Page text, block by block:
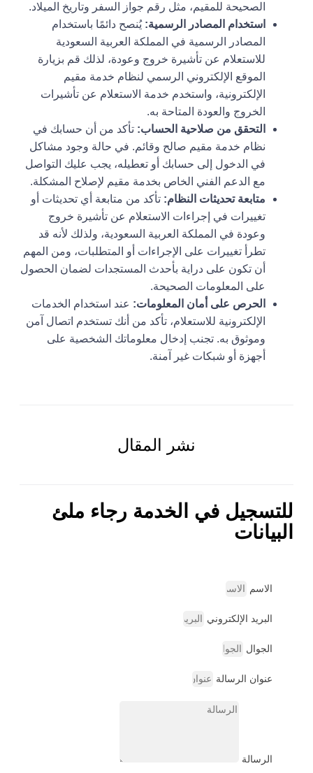
الصحيحة للمقيم، مثل رقم جواز السفر وتاريخ الميلاد.
استخدام المصادر الرسمية: يُنصح دائمًا باستخدام
المصادر الرسمية في المملكة العربية السعودية
للاستعلام عن تأشيرة خروج وعودة، لذلك قم بزيارة
الموقع الإلكتروني الرسمي لنظام خدمة مقيم
الإلكترونية، واستخدم خدمة الاستعلام عن تأشيرات
الخروج والعودة المتاحة به.
التحقق من صلاحية الحساب: تأكد من أن حسابك في
نظام خدمة مقيم صالح وقائم. في حالة وجود مشاكل
في الدخول إلى حسابك أو تعطيله، يجب عليك التواصل
مع الدعم الفني الخاص بخدمة مقيم لإصلاح المشكلة.
متابعة تحديثات النظام: تأكد من متابعة أي تحديثات أو
تغييرات في إجراءات الاستعلام عن تأشيرة خروج
وعودة في المملكة العربية السعودية، ولذلك لأنه قد
تطرأ تغييرات على الإجراءات أو المتطلبات، ومن المهم
أن تكون على دراية بأحدث المستجدات لضمان الحصول
على المعلومات الصحيحة.
الحرص على أمان المعلومات: عند استخدام الخدمات
الإلكترونية للاستعلام، تأكد من أنك تستخدم اتصال آمن
وموثوق به. تجنب إدخال معلوماتك الشخصية على
أجهزة أو شبكات غير آمنة.
نشر المقال
للتسجيل في الخدمة رجاء ملئ
البيانات
الاسم
البريد الإلكتروني
الجوال
عنوان الرسالة
الرسالة